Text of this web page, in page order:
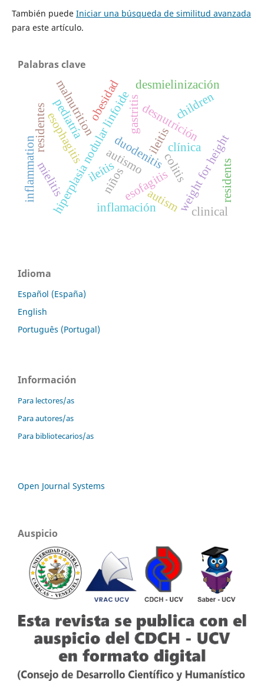
También puede Iniciar una búsqueda de similitud avanzada
para este artículo.
Palabras clave
autismo
hiperplasia nodular linfoideesofagitis
gastritis
duodenitis
ileítis colitis
autism
esophagitis ileitis
desnutrición
niños weight for height
malnutrition children
inflamación
desmielinización
mielitis
pediatría
inflammation clínica
clinical
residentes
residents
obesidad
Idioma
Español (España)
English
Português (Portugal)
Información
Para lectores/as
Para autores/as
Para bibliotecarios/as
Open Journal Systems
Auspicio